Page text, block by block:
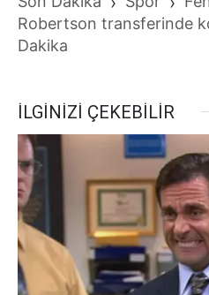
Robertson transferinde
Dakika